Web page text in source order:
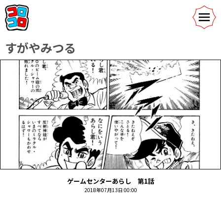
すがやみつる
ゲームセンターあらし 第1話
2018年07月13日 00:00